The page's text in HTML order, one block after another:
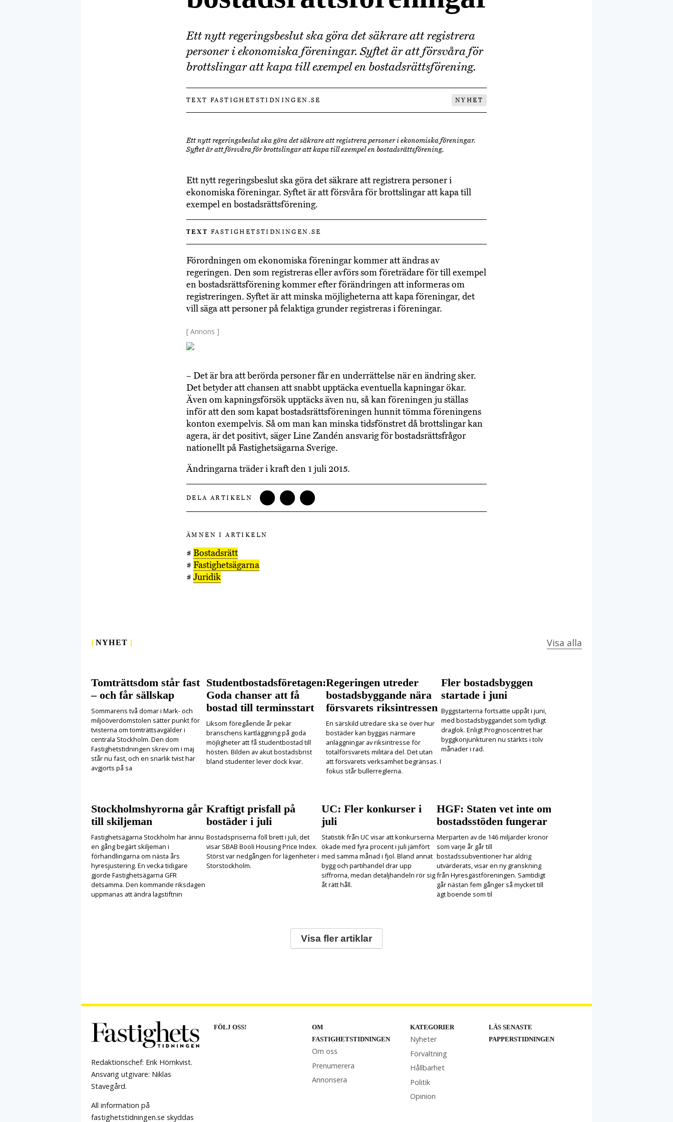
Ett nytt regeringsbeslut ska göra det säkrare att registrera
personer i ekonomiska föreningar. Syftet är att försvåra för
brottslingar att kapa till exempel en bostadsrättsförening.
TEXT FASTIGHETSTIDNINGEN.SE NYHET
Ett nytt regeringsbeslut ska göra det säkrare att registrera personer i ekonomiska föreningar.
Syftet är att försvåra för brottslingar att kapa till exempel en bostadsrättsförening.
Ett nytt regeringsbeslut ska göra det säkrare att registrera personer i
ekonomiska föreningar. Syftet är att försvåra för brottslingar att kapa till
exempel en bostadsrättsförening.
TEXT FASTIGHETSTIDNINGEN.SE
Förordningen om ekonomiska föreningar kommer att ändras av
regeringen. Den som registreras eller avförs som företrädare för till exempel
en bostadsrättsförening kommer efter förändringen att informeras om
registreringen. Syftet är att minska möjligheterna att kapa föreningar, det
vill säga att personer på felaktiga grunder registreras i föreningar.
[ Annons ]
– Det är bra att berörda personer får en underrättelse när en ändring sker.
Det betyder att chansen att snabbt upptäcka eventuella kapningar ökar.
Även om kapningsförsök upptäcks även nu, så kan föreningen ju ställas
inför att den som kapat bostadsrättsföreningen hunnit tömma föreningens
konton exempelvis. Så om man kan minska tidsfönstret då brottslingar kan
agera, är det positivt, säger Line Zandén ansvarig för bostadsrättsfrågor
nationellt på Fastighetsägarna Sverige.
Ändringarna träder i kraft den 1 juli 2015.
DELA ARTIKELN
ÄMNEN I ARTIKELN
# Bostadsrätt
# Fastighetsägarna
# Juridik
[ NYHET ] Visa alla
Tomträttsdom står fast
– och får sällskap
Sommarens två domar i Mark- och
miljööverdomstolen sätter punkt för
tvisterna om tomträttsavgälder i
centrala Stockholm. Den dom
Fastighetstidningen skrev om i maj
står nu fast, och en snarlik tvist har
avgjorts på sa
Studentbostadsföretagen:
Goda chanser att få
bostad till terminsstart
Liksom föregående år pekar
branschens kartläggning på goda
möjligheter att få studentbostad till
hösten. Bilden av akut bostadsbrist
bland studenter lever dock kvar.
Regeringen utreder
bostadsbyggande nära
försvarets riksintressen
En särskild utredare ska se över hur
bostäder kan byggas närmare
anläggningar av riksintresse för
totalförsvarets militära del. Det utan
att försvarets verksamhet begränsas. I
fokus står bullerreglerna.
Fler bostadsbyggen
startade i juni
Byggstarterna fortsatte uppåt i juni,
med bostadsbyggandet som tydligt
draglok. Enligt Prognoscentret har
byggkonjunkturen nu stärkts i tolv
månader i rad.
Stockholmshyrorna går
till skiljeman
Fastighetsägarna Stockholm har ännu
en gång begärt skiljeman i
förhandlingarna om nästa års
hyresjustering. En vecka tidigare
gjorde Fastighetsägarna GFR
detsamma. Den kommande riksdagen
uppmanas att ändra lagstiftnin
Kraftigt prisfall på
bostäder i juli
Bostadspriserna föll brett i juli, det
visar SBAB Booli Housing Price Index.
Störst var nedgången för lägenheter i
Storstockholm.
UC: Fler konkurser i
juli
Statistik från UC visar att konkurserna
ökade med fyra procent i juli jämfört
med samma månad i fjol. Bland annat
bygg och partihandel drar upp
siffrorna, medan detaljhandeln rör sig
åt rätt håll.
HGF: Staten vet inte om
bostadsstöden fungerar
Merparten av de 146 miljarder kronor
som varje år går till
bostadssubventioner har aldrig
utvärderats, visar en ny granskning
från Hyresgästföreningen. Samtidigt
går nästan fem gånger så mycket till
ägt boende som til
Visa fler artiklar
Redaktionschef: Erik Hörnkvist.
Ansvarig utgivare: Niklas
Stavegård.
All information på
fastighetstidningen.se skyddas
FÖLJ OSS!
OM
FASTIGHETSTIDNINGEN
Om oss
Prenumerera
Annonsera
KATEGORIER
Nyheter
Förvaltning
Hållbarhet
Politik
Opinion
LÄS SENASTE
PAPPERSTIDNINGEN